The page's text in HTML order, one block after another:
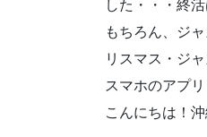
した・・・終
もちろん、ジ
リスマス・ジ
スマホのアプリ
こんにちは！